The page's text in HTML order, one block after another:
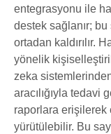
entegrasyonu ile
destek sağlanır;
ortadan kaldırılır.
yönelik
zeka
aracılığıyla tedavi
raporlara
yürütülebilir. Bu